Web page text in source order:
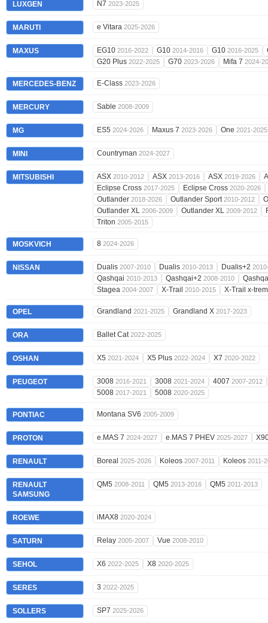
LUXGEN N7 2023-2025
MARUTI e Vitara 2025-2026
MAXUS EG10 2016-2022 G10 2014-2016 G10 2016-2025
G20 Plus 2022-2025 G70 2023-2026 Mifa 7 2024-
MERCEDES-BENZ E-Class 2023-2026
MERCURY Sable 2008-2009
MG ES5 2024-2026 Maxus 7 2023-2026 One 2021-2025
MINI Countryman 2024-2027
MITSUBISHI ASX 2010-2012 ASX 2013-2016 ASX 2019-2026
Eclipse Cross 2017-2025 Eclipse Cross 2020-2026
Outlander 2018-2026 Outlander Sport2010-2012
Outlander XL 2006-2009 Outlander XL 2009-2012
Triton 2005-2015
MOSKVICH 8 2024-2026
NISSAN Dualis 2007-2010 Dualis 2010-2013 Dualis+2
Qashqai 2010-2013 Qashqai+2 2008-2010
Stagea 2004-2007 X-Trail 2010-2015 X-Trail x-
OPEL Grandland 2021-2025 Grandland X 2017-2023
ORA Ballet Cat2022-2025
OSHAN X5 2021-2024 X5 Plus 2022-2024 X7 2020-2022
PEUGEOT 3008 2016-2021 3008 2021-2024 4007 2007-2012
5008 2017-2021 5008 2020-2025
PONTIAC Montana SV6 2005-2009
PROTON e.MAS 7 2024-2027 e.MAS 7 PHEV 2025-2027
RENAULT Boreal 2025-2026 Koleos 2007-2011 Koleos 2011-
RENAULT
SAMSUNG
QM5 2008-2011 QM5 2013-2016 QM5 2011-2013
ROEWE iMAX8 2020-2024
SATURN Relay 2005-2007 Vue 2008-2010
SEHOL X6 2022-2025 X8 2020-2025
SERES 3 2022-2025
SOLLERS SP7 2025-2026